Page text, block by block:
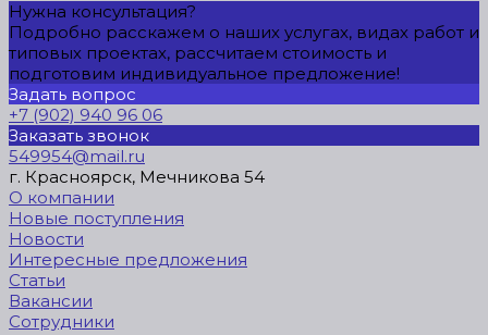
Нужна консультация?
Подробно расскажем о наших услугах, видах работ и
типовых проектах, рассчитаем стоимость и
подготовим индивидуальное предложение!
Задать вопрос
+7 (902) 940 96 06
Заказать звонок
549954@mail.ru
г. Красноярск, Мечникова 54
О компании
Новые поступления
Новости
Интересные предложения
Статьи
Вакансии
Сотрудники